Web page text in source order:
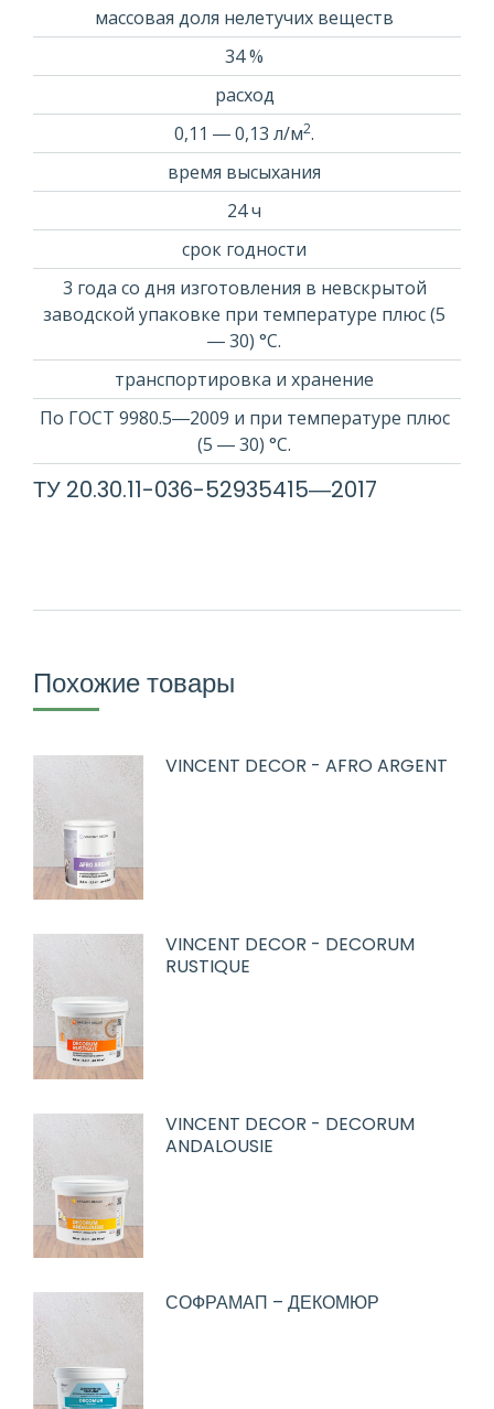
массовая доля нелетучих веществ
34 %
расход
0,11 ― 0,13 л/м2.
время высыхания
24 ч
срок годности
3 года со дня изготовления в невскрытой
заводской упаковке при температуре плюс (5
― 30) °С.
транспортировка и хранение
По ГОСТ 9980.5―2009 и при температуре плюс
(5 ― 30) °С.
ТУ 20.30.11-036-52935415―2017
Похожие товары
VINCENT DECOR - AFRO ARGENT
VINCENT DECOR - DECORUM
RUSTIQUE
VINCENT DECOR - DECORUM
ANDALOUSIE
СОФРАМАП – ДЕКОМЮР